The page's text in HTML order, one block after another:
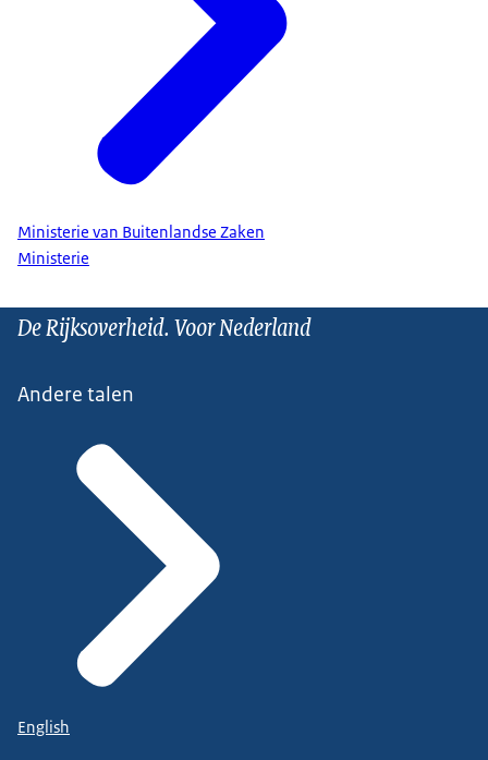
Ministerie van Buitenlandse Zaken
Ministerie
De Rijksoverheid. Voor Nederland
Andere talen
English